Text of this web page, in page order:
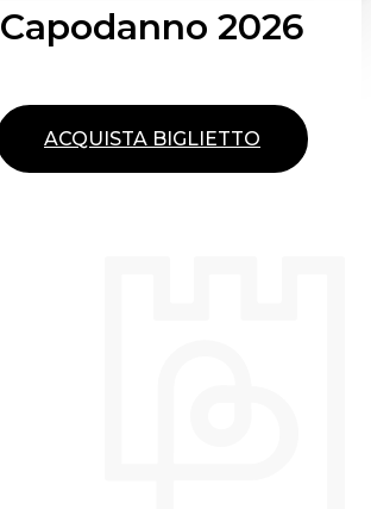
Capodanno 2026
ACQUISTA BIGLIETTO